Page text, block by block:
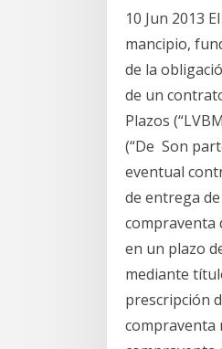
10 Jun 2013
mancipio,
de la
de un
Plazos
(“De Son
eventual
de entrega
compraventa
en un plazo
mediante
prescripción
compraventa